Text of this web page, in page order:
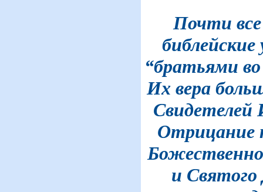
Почти
“братьями
Их вера
Свидетелей
Отрицание
и